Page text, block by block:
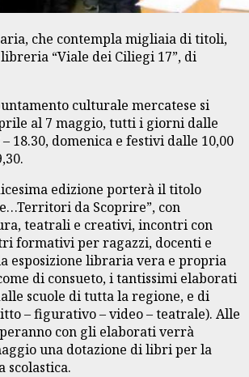
che contempla migliaia di titoli,
“Viale dei Ciliegi 17”, di
culturale mercatese si
al 7 maggio, tutti i giorni dalle
– 18.30, domenica e festivi dalle 10,00
edizione porterà il titolo
da Scoprire”, con
teatrali e creativi, incontri con
formativi per ragazzi, docenti e
esposizione libraria vera e propria
di consueto, i tantissimi elaborati
scuole di tutta la regione, e di
– figurativo – video – teatrale). Alle
con gli elaborati verrà
una dotazione di libri per la
scolastica.